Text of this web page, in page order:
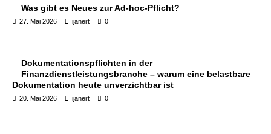
Was gibt es Neues zur Ad-hoc-Pflicht?
27. Mai 2026 ijanert 0
Dokumentationspflichten in der
Finanzdienstleistungsbranche – warum eine belastbare
Dokumentation heute unverzichtbar ist
20. Mai 2026 ijanert 0